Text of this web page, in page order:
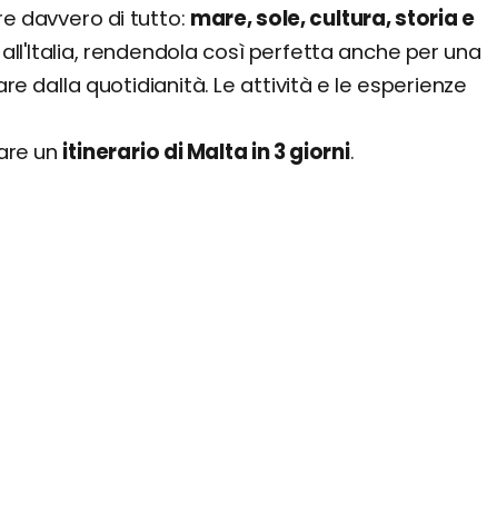
davvero di tutto: mare, sole, cultura, storia e
rendendola così perfetta anche per una
dalla quotidianità. Le attività e le esperienze
un itinerario di Malta in 3 giorni.